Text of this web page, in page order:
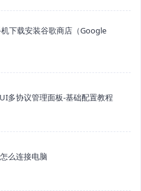
下载安装谷歌商店（Google
UI多协议管理面板-基础配置教程
么连接电脑